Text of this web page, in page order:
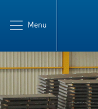
Menu